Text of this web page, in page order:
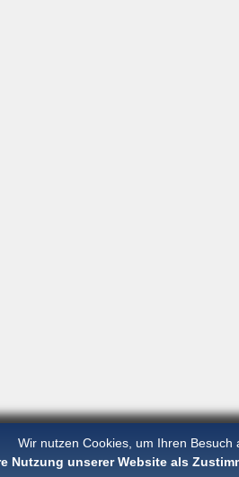
Wir nutzen Cookies, um Ihren
Nutzung unserer Website als